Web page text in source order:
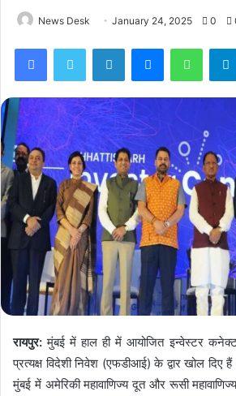
News Desk January 24, 2025 0
रायपुर: मुंबई में हाल ही में आयोजित इन्वेस्टर
प्रत्यक्ष विदेशी निवेश (एफडीआई) के द्वार खोल दिए
मुंबई में अमेरिकी महावाणिज्य दूत और रूसी